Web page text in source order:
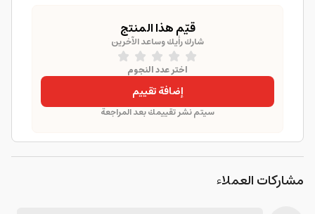
قيّم هذا المنتج
شارك رأيك وساعد الآخرين
اختر عدد النجوم
إضافة تقييم
سيتم نشر تقييمك بعد المراجعة
مشاركات العملاء